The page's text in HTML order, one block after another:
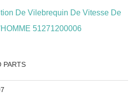
De Vilebrequin De Vitesse De
51271200006
PARTS